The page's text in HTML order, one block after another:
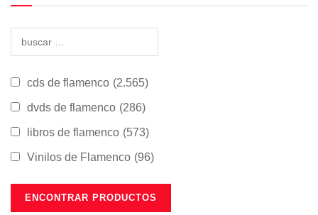
cds de flamenco (2.565)
dvds de flamenco (286)
libros de flamenco (573)
Vinilos de Flamenco (96)